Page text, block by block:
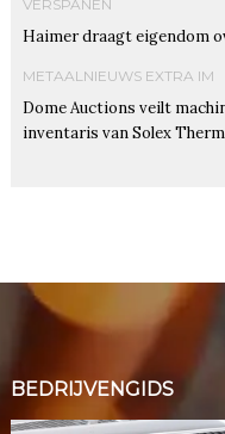
VERSPANEN
Haimer draagt eigendom
METAALNIEUWS EXTRA IM
Dome Auctions veilt
inventaris van Solex
BEDRIJVENGIDS